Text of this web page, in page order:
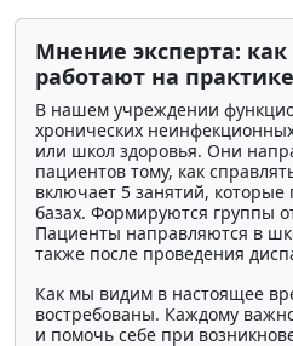
Мнение эксперта:
работают на практике
В нашем учреждении
хронических
или школ здоровья. Они
пациентов тому, как
включает 5 занятий,
базах. Формируются группы
Пациенты направляются в
также после проведения
Как мы видим в настоящее
востребованы. Каждому
и помочь себе при